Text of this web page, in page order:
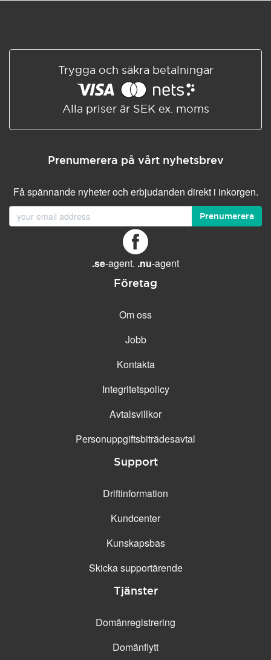
Trygga och säkra betalningar
Alla priser är SEK ex. moms
Prenumerera på vårt nyhetsbrev
Få spännande nyheter och erbjudanden direkt i inkorgen.
Prenumerera
.se-agent. .nu-agent
Företag
Om oss
Jobb
Kontakta
Integritetspolicy
Avtalsvillkor
Personuppgifts­biträdesavtal
Support
Driftinformation
Kundcenter
Kunskapsbas
Skicka supportärende
Tjänster
Domänregistrering
Domänflytt